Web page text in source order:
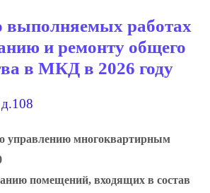
выполняемых работах
и ремонту общего
в МКД в 2026 году
управлению многоквартирным
помещений, входящих в состав